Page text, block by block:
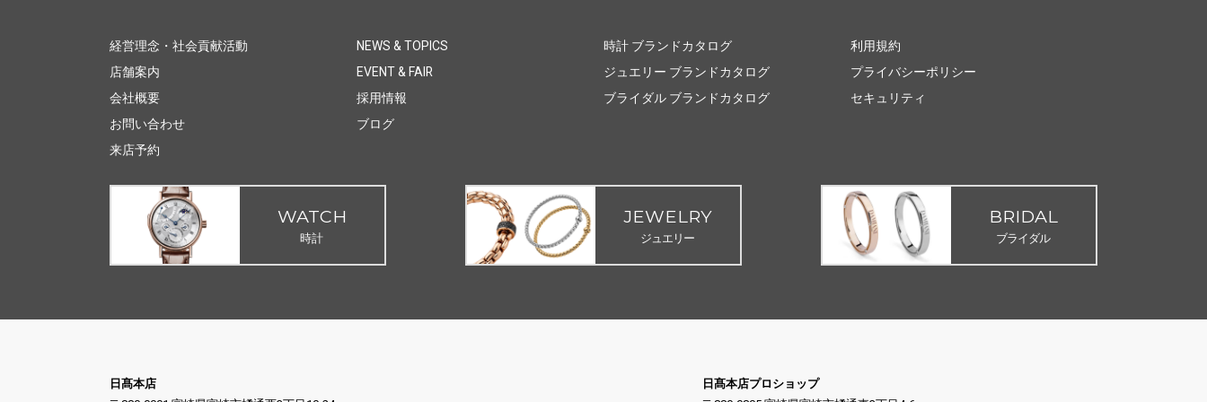
経営理念・社会貢献活動
店舗案内
会社概要
お問い合わせ
来店予約
NEWS & TOPICS
EVENT & FAIR
採用情報
ブログ
時計 ブランドカタログ
ジュエリー ブランドカタログ
ブライダル ブランドカタログ
利用規約
プライバシーポリシー
セキュリティ
WATCH
時計
JEWELRY
ジュエリー
BRIDAL
ブライダル
日髙本店
日髙本店プロショップ